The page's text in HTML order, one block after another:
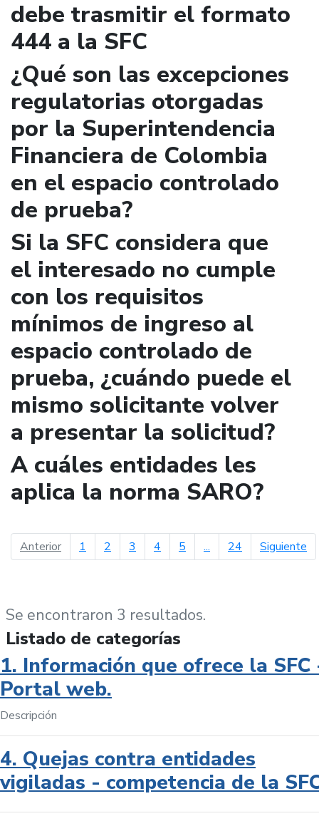
debe trasmitir el formato
444 a la SFC
¿Qué son las excepciones
regulatorias otorgadas
por la Superintendencia
Financiera de Colombia
en el espacio controlado
de prueba?
Si la SFC considera que
el interesado no cumple
con los requisitos
mínimos de ingreso al
espacio controlado de
prueba, ¿cuándo puede el
mismo solicitante volver
a presentar la solicitud?
A cuáles entidades les
aplica la norma SARO?
Anteriorpágina anterior
1 2 3 4 5 ... 24 Siguiente
Se encontraron 3 resultados.
Listado de categorías
1. Información que ofrece la SFC
Portal web.
Descripción
4. Quejas contra entidades
vigiladas - competencia de la